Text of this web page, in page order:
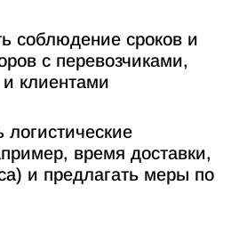
соблюдение сроков и
с перевозчиками,
клиентами
логистические
время доставки,
и предлагать меры по